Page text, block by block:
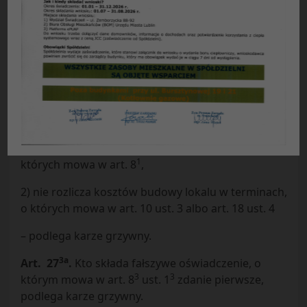
Art. 272.(utracił moc).
Art. 273.Kto, będąc członkiem zarządu spółdzielni
mieszkaniowej, pełnomocnikiem, albo
likwidatorem, wbrew obowiązkowi dopuszcza do
tego, że spółdzielnia:
mieszkaniowej odpisów oraz kopii dokumentów, o
których mowa w art. 8 1 ,
2) nie rozlicza kosztów budowy lokalu w terminach,
o których mowa w art. 10 ust. 3 albo art. 18 ust. 4
– podlega karze grzywny.
Art. 273a. Kto składa fałszywe oświadczenie, o
którym mowa w art. 83 ust. 1 3 zdanie pierwsze,
podlega karze grzywny.